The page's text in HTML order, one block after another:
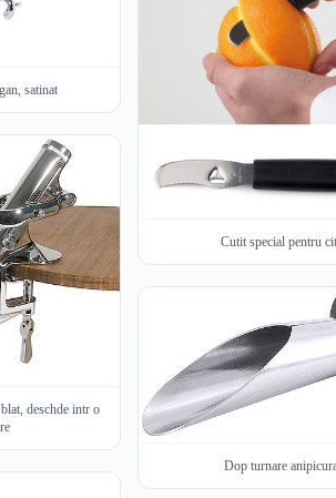
satinat
deschde intr o
Cutit special pentru
Dop turnare